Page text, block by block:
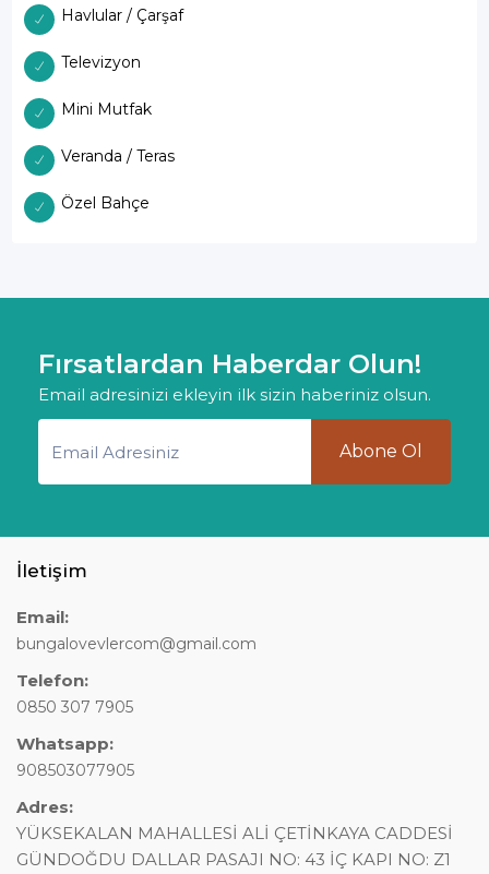
Havlular / Çarşaf
Televizyon
Mini Mutfak
Veranda / Teras
Özel Bahçe
Fırsatlardan Haberdar Olun!
Email adresinizi ekleyin ilk sizin haberiniz olsun.
Abone Ol
İletişim
Email:
bungalovevlercom@gmail.com
Telefon:
0850 307 7905
Whatsapp:
908503077905
Adres:
YÜKSEKALAN MAHALLESİ ALİ ÇETİNKAYA CADDESİ
GÜNDOĞDU DALLAR PASAJI NO: 43 İÇ KAPI NO: Z1